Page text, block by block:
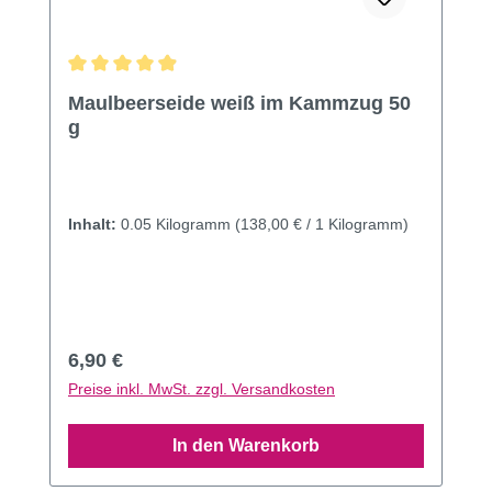
Maulbeerseide weiß im Kammzug 50
g
Inhalt: 0.05 Kilogramm (138,00 € / 1 Kilogramm)
Regulärer Preis:
6,90 €
Preise inkl. MwSt. zzgl. Versandkosten
In den Warenkorb